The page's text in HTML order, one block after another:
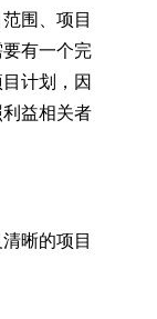
围、项目
有一个完
计划，因
益相关者
晰的项目